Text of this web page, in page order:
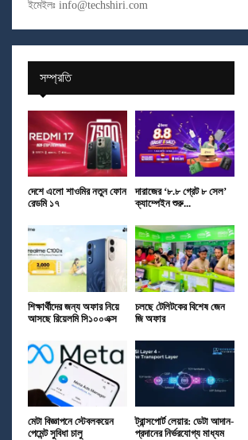
ইমেইলঃ info@techshiri.com
সম্প্রতি
দেশে এলো শাওমির নতুন ফোন
রেডমি ১৭
দারাজের ‘৮.৮ গ্রেট ৮ সেল’
ক্যাম্পেইন শুরু...
শিক্ষার্থীদের জন্য অফার নিয়ে
আসছে রিয়েলমি সি১০০এক্স
চলছে টেলিটকের বিশেষ জেন
জি অফার
মেটা বিজ্ঞাপনে স্টেবলকয়েন
পেমেন্ট সুবিধা চালু
ট্রান্সপোর্ট লেয়ার: ডেটা আদান-
প্রদানের নির্ভরযোগ্য মাধ্যম